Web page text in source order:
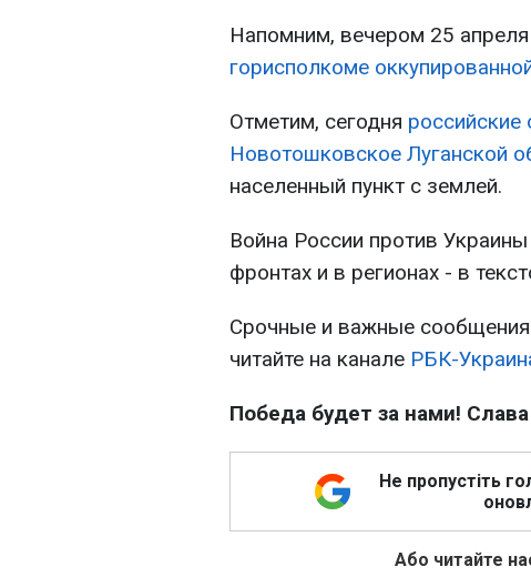
Напомним, вечером 25 апреля
горисполкоме
Отметим, сегодня
Новотошковское Луганской
населенный пункт с землей.
Война России против
фронтах и в регионах - в
Срочные и важные
читайте на канале РБК-
Победа будет за нами!
Не пропустіть
Або читайте